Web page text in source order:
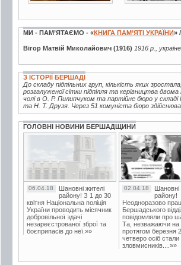
МИ - ПАМ’ЯТАЄМО - «КНИГА ПАМ’ЯТІ УКРАЇНИ» /
Вігор Матвій Миколайович (1916) 1916 р.,
З ІСТОРІЇ БЕРШАДІ
До складу підпільних груп, кількість яких
розгалуженої сітки підпілля та керівництва
чолі в О. Р. Пилипчуком та партійне бюро у
та Н. Т. Друзя. Через 51 комуніста бюро
ГОЛОВНІ НОВИНИ БЕРШАДЩИНИ
06.04.18
Шановні жителі
району! З 1 до 30
квітня Національна поліція
України проводить місячник
добровільної здачі
незареєстрованої зброї та
боєприпасів до неї.»»
02.04.18
району!
Неодноразово
Бершадського
повідомляли про
Та, незважаючи на
протягом березня
четверо осіб
зловмисників....»»